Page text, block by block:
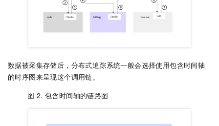
数据被采集存储后，分布式追踪系统一般会选择使用包含时间轴
的时序图来呈现这个调用链。
图 2. 包含时间轴的链路图